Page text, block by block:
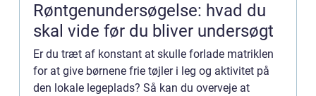
Røntgenundersøgelse: hvad du
skal vide før du bliver undersøgt
Er du træt af konstant at skulle forlade matriklen
for at give børnene frie tøjler i leg og aktivitet på
den lokale legeplads? Så kan du overveje at